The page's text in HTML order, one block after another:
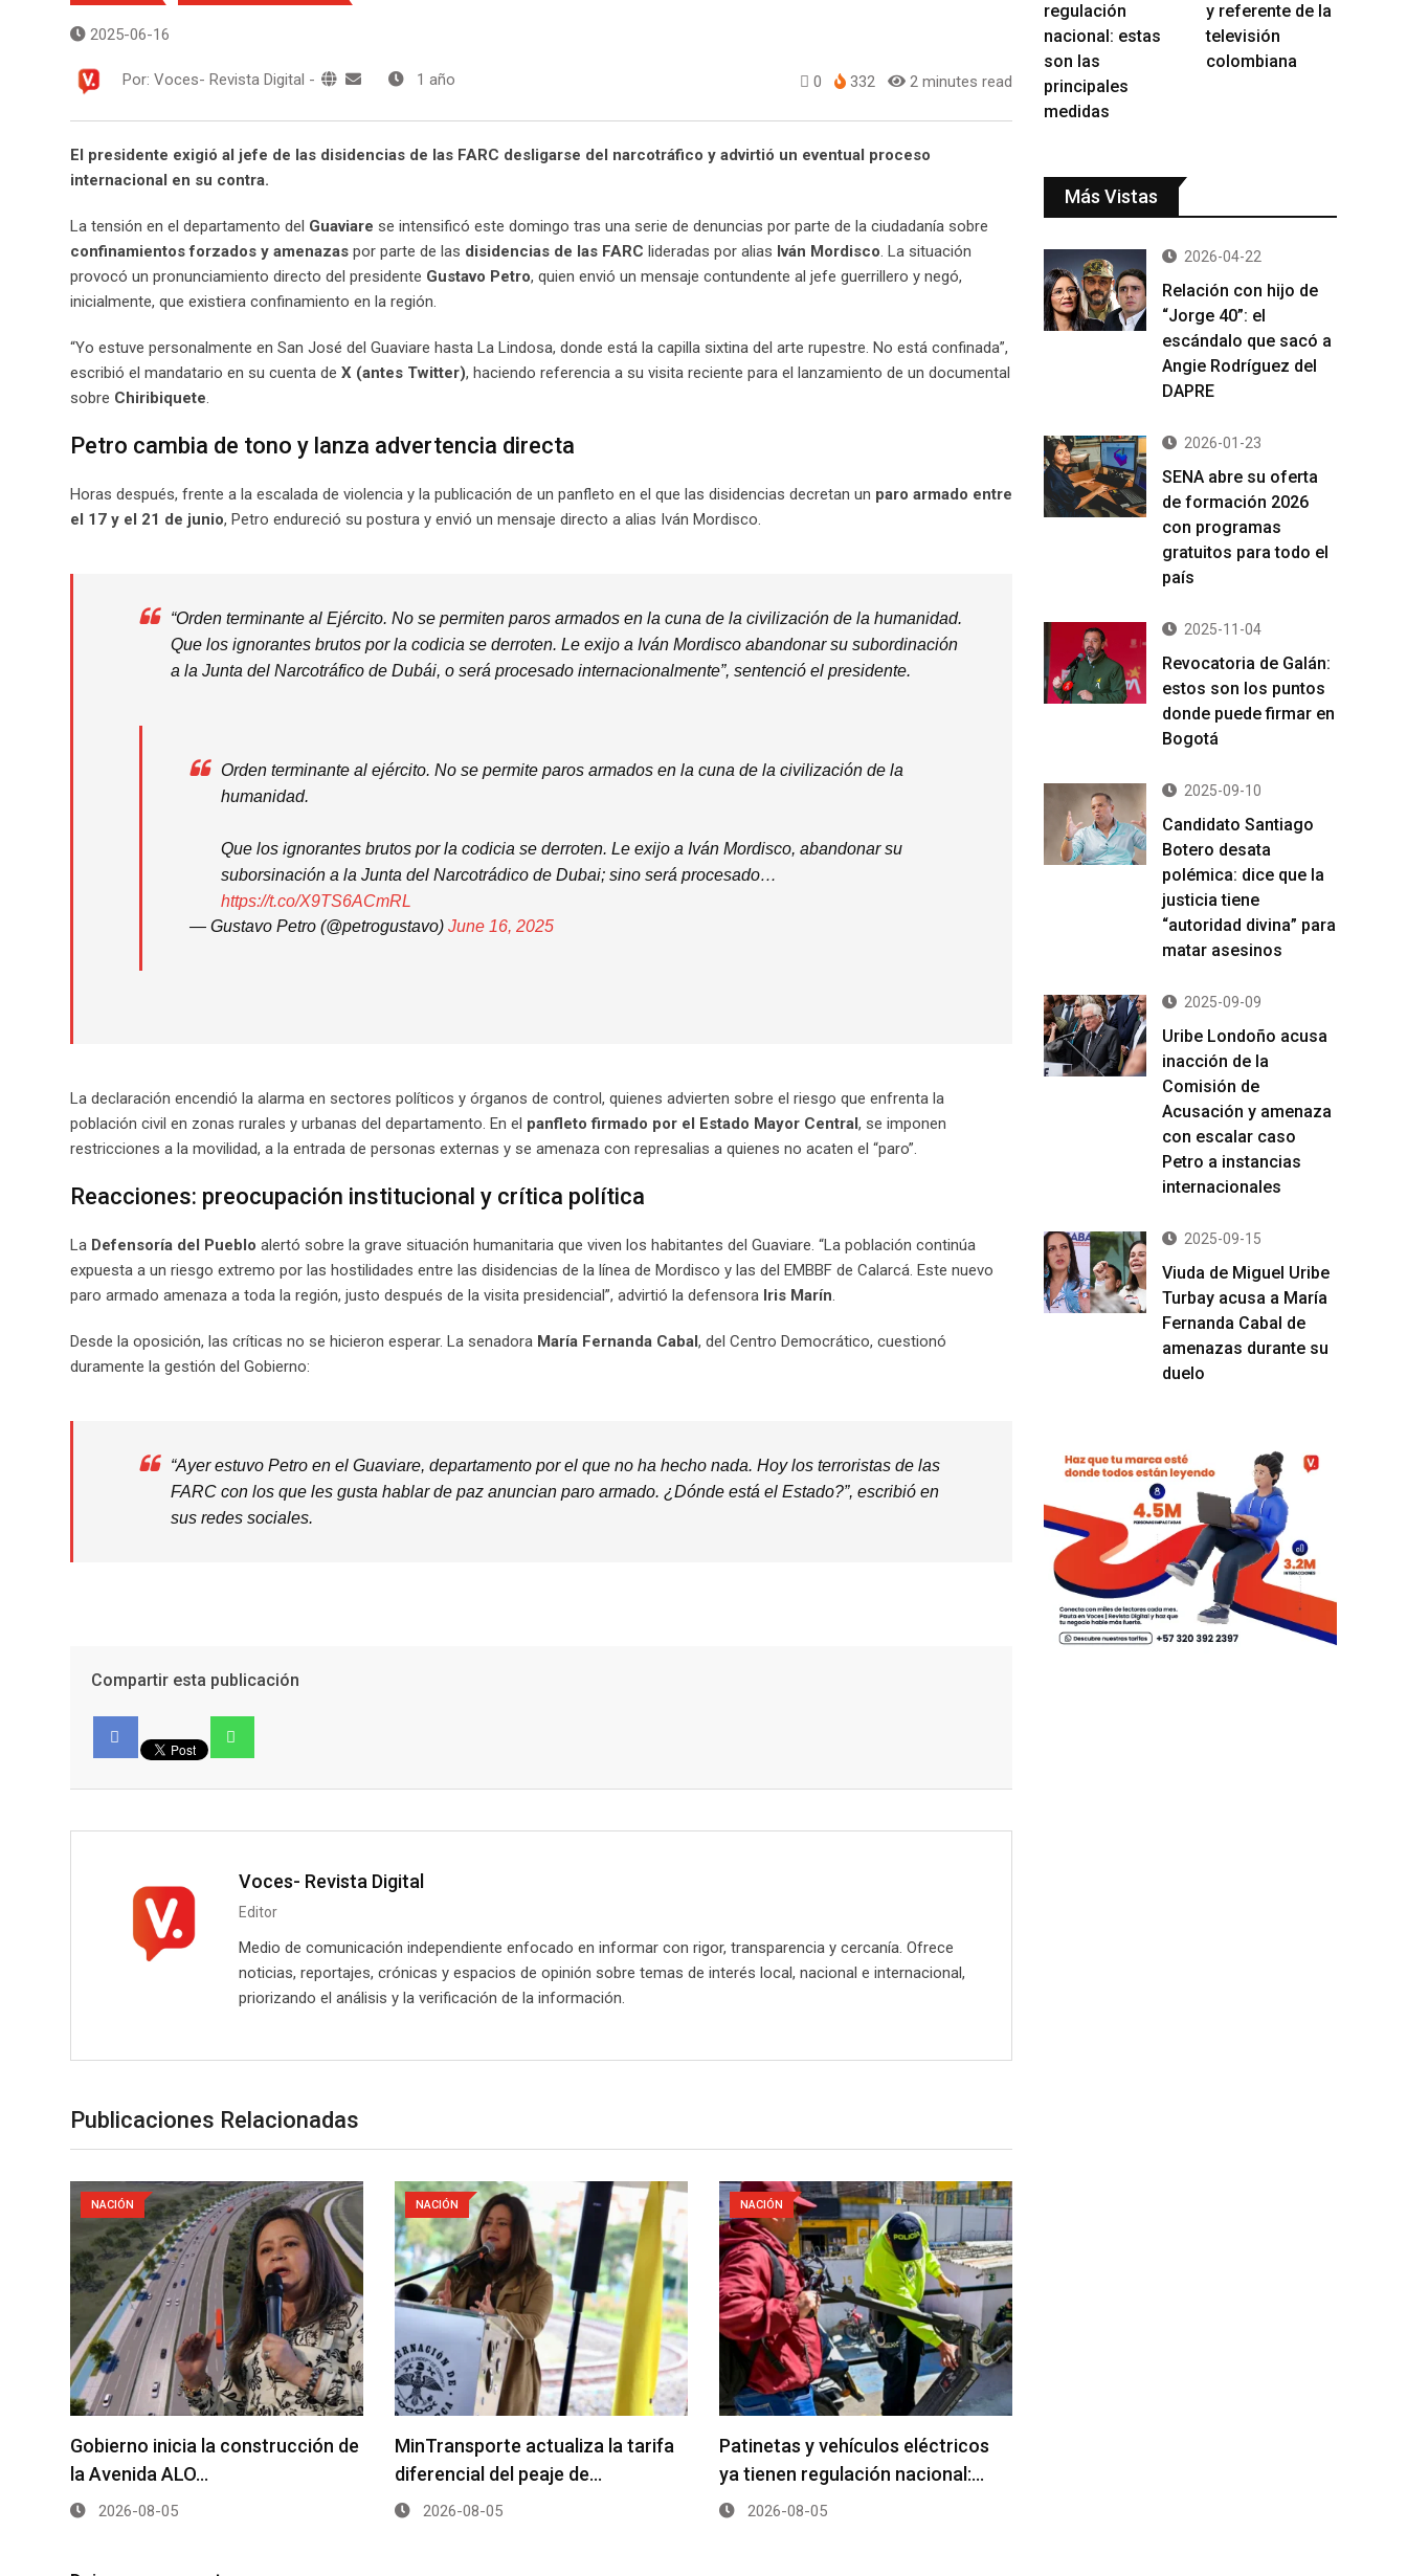
2025-06-16
Por: Voces- Revista Digital - 1 año 0 332 2 minutes read
El presidente exigió al jefe de las disidencias de las FARC desligarse del narcotráfico y advirtió un eventual proceso
internacional en su contra.
La tensión en el departamento del Guaviare se intensificó este domingo tras una serie de denuncias por parte de la ciudadanía sobre
confinamientos forzados y amenazas por parte de las disidencias de las FARC lideradas por alias Iván Mordisco. La situación
provocó un pronunciamiento directo del presidente Gustavo Petro, quien envió un mensaje contundente al jefe guerrillero y negó,
inicialmente, que existiera confinamiento en la región.
“Yo estuve personalmente en San José del Guaviare hasta La Lindosa, donde está la capilla sixtina del arte rupestre. No está confinada”,
escribió el mandatario en su cuenta de X (antes Twitter), haciendo referencia a su visita reciente para el lanzamiento de un documental
sobre Chiribiquete.
Petro cambia de tono y lanza advertencia directa
Horas después, frente a la escalada de violencia y la publicación de un panfleto en el que las disidencias decretan un paro armado entre
el 17 y el 21 de junio, Petro endureció su postura y envió un mensaje directo a alias Iván Mordisco.
“Orden terminante al Ejército. No se permiten paros armados en la cuna de la civilización de la humanidad.
Que los ignorantes brutos por la codicia se derroten. Le exijo a Iván Mordisco abandonar su subordinación
a la Junta del Narcotráfico de Dubái, o será procesado internacionalmente”, sentenció el presidente.
Orden terminante al ejército. No se permite paros armados en la cuna de la civilización de la
humanidad.
Que los ignorantes brutos por la codicia se derroten. Le exijo a Iván Mordisco, abandonar su
suborsinación a la Junta del Narcotrádico de Dubai; sino será procesado…
https://t.co/X9TS6ACmRL
— Gustavo Petro (@petrogustavo) June 16, 2025
La declaración encendió la alarma en sectores políticos y órganos de control, quienes advierten sobre el riesgo que enfrenta la
población civil en zonas rurales y urbanas del departamento. En el panfleto firmado por el Estado Mayor Central, se imponen
restricciones a la movilidad, a la entrada de personas externas y se amenaza con represalias a quienes no acaten el “paro”.
Reacciones: preocupación institucional y crítica política
La Defensoría del Pueblo alertó sobre la grave situación humanitaria que viven los habitantes del Guaviare. “La población continúa
expuesta a un riesgo extremo por las hostilidades entre las disidencias de la línea de Mordisco y las del EMBBF de Calarcá. Este nuevo
paro armado amenaza a toda la región, justo después de la visita presidencial”, advirtió la defensora Iris Marín.
Desde la oposición, las críticas no se hicieron esperar. La senadora María Fernanda Cabal, del Centro Democrático, cuestionó
duramente la gestión del Gobierno:
“Ayer estuvo Petro en el Guaviare, departamento por el que no ha hecho nada. Hoy los terroristas de las
FARC con los que les gusta hablar de paz anuncian paro armado. ¿Dónde está el Estado?”, escribió en
sus redes sociales.
Compartir esta publicación
Voces- Revista Digital
Editor
Medio de comunicación independiente enfocado en informar con rigor, transparencia y cercanía. Ofrece
noticias, reportajes, crónicas y espacios de opinión sobre temas de interés local, nacional e internacional,
priorizando el análisis y la verificación de la información.
Publicaciones Relacionadas
NACIÓN
Gobierno inicia la construcción de
la Avenida ALO…
2026-08-05
NACIÓN
MinTransporte actualiza la tarifa
diferencial del peaje de…
2026-08-05
NACIÓN
Patinetas y vehículos eléctricos
ya tienen regulación nacional:…
2026-08-05
regulación
nacional: estas
son las
principales
medidas
y referente de la
televisión
colombiana
Más Vistas
2026-04-22
Relación con hijo de
“Jorge 40”: el
escándalo que sacó a
Angie Rodríguez del
DAPRE
2026-01-23
SENA abre su oferta
de formación 2026
con programas
gratuitos para todo el
país
2025-11-04
Revocatoria de Galán:
estos son los puntos
donde puede firmar en
Bogotá
2025-09-10
Candidato Santiago
Botero desata
polémica: dice que la
justicia tiene
“autoridad divina” para
matar asesinos
2025-09-09
Uribe Londoño acusa
inacción de la
Comisión de
Acusación y amenaza
con escalar caso
Petro a instancias
internacionales
2025-09-15
Viuda de Miguel Uribe
Turbay acusa a María
Fernanda Cabal de
amenazas durante su
duelo